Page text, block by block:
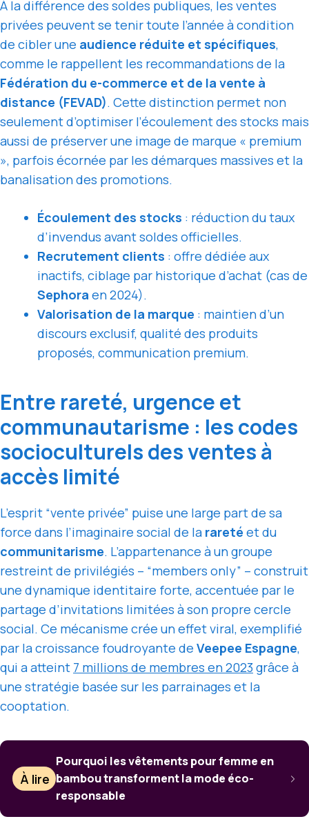
À la différence des soldes publiques, les ventes
privées peuvent se tenir toute l’année à condition
de cibler une audience réduite et spécifiques,
comme le rappellent les recommandations de la
Fédération du e-commerce et de la vente à
distance (FEVAD). Cette distinction permet non
seulement d’optimiser l’écoulement des stocks mais
aussi de préserver une image de marque « premium
», parfois écornée par les démarques massives et la
banalisation des promotions.
Écoulement des stocks : réduction du taux
d’invendus avant soldes officielles.
Recrutement clients : offre dédiée aux
inactifs, ciblage par historique d’achat (cas de
Sephora en 2024).
Valorisation de la marque : maintien d’un
discours exclusif, qualité des produits
proposés, communication premium.
Entre rareté, urgence et
communautarisme : les codes
socioculturels des ventes à
accès limité
L’esprit “vente privée” puise une large part de sa
force dans l’imaginaire social de la rareté et du
communitarisme. L’appartenance à un groupe
restreint de privilégiés – “members only” – construit
une dynamique identitaire forte, accentuée par le
partage d’invitations limitées à son propre cercle
social. Ce mécanisme crée un effet viral, exemplifié
par la croissance foudroyante de Veepee Espagne,
qui a atteint 7 millions de membres en 2023grâce à
une stratégie basée sur les parrainages et la
cooptation.
À lire
Pourquoi les vêtements pour femme en
bambou transforment la mode éco-
responsable